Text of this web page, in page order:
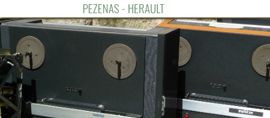
PEZENAS - HERAULT